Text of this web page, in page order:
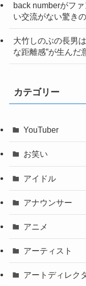
back numberがフ
い交流がない驚き
大竹しのぶの長男
な距離感”が生んだ
カテゴリー
YouTuber
お笑い
アイドル
アナウンサー
アニメ
アーティスト
アートディレク